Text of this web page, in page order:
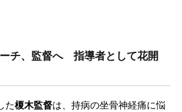
チ、監督へ 指導者として花開
た榎木監督は、持病の坐骨神経痛に悩